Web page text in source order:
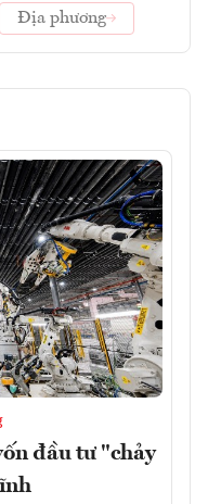
Địa phương
đầu tư "chảy